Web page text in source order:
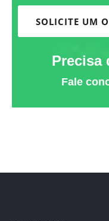
SOLICITE UM
Precisa
Fale